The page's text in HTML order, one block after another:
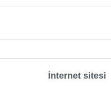
İnternet sitesi